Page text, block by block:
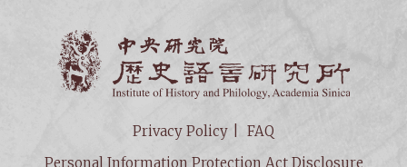
Privacy Policy
FAQ
Personal Information Protection Act Disclosure